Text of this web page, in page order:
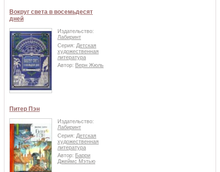
Вокруг света в восемьдесят
дней
Издательство:
Лабиринт
Серия: Детская
художественная
литература
Автор: Верн Жюль
Питер Пэн
Издательство:
Лабиринт
Серия: Детская
художественная
литература
Автор: Барри
Джеймс Мэтью